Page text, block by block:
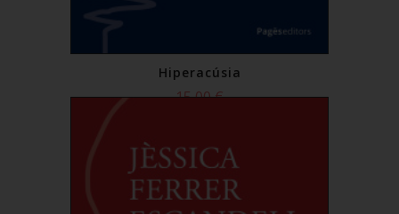
Hiperacúsia
15,00 €